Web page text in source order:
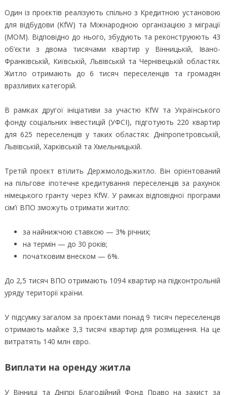
Один із проєктів реалізують спільно з Кредитною установою
для відбудови (KfW) та Міжнародною організацією з міграції
(МОМ). Відповідно до нього, збудують та реконструюють 43
об’єкти з двома тисячами квартир у Вінницькій, Івано-
Франківській, Київській, Львівській та Чернівецькій областях.
Житло отримають до 6 тисяч переселенців та громадян
вразливих категорій.
В рамках другої ініціативи за участю KfW та Українського
фонду соціальних інвестицій (УФСІ), підготують 220 квартир
для 625 переселенців у таких областях: Дніпропетровській,
Львівській, Харківській та Хмельницькій.
Третій проєкт втілить Держмолодьжитло. Він орієнтований
на пільгове іпотечне кредитування переселенців за рахунок
німецького гранту через KfW. У рамках відповідної програми
сім’ї ВПО зможуть отримати житло:
за найнижчою ставкою — 3% річних;
на термін — до 30 років;
початковим внеском — 6%.
До 2,5 тисяч ВПО отримають 1094 квартир на підконтрольній
уряду території країни.
У підсумку загалом за проєктами понад 9 тисяч переселенців
отримають майже 3,3 тисячі квартир для розміщення. На це
витратять 140 млн євро.
Виплати на оренду житла
У Вінниці та Дніпрі Благодійний Фонд Право на захист за